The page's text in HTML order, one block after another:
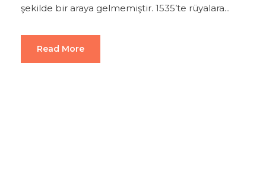
şekilde bir araya gelmemiştir. 1535’te rüyalara...
Read More